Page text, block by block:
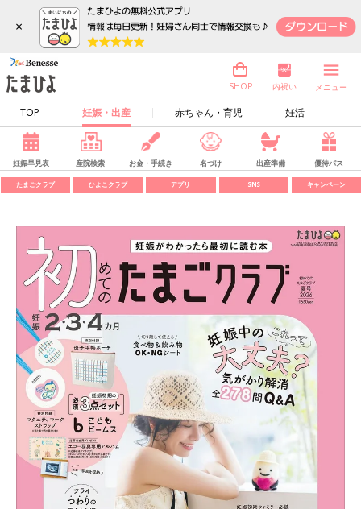
×
TOP 妊娠・出産 赤ちゃん・育児 妊活
SHOP 内祝い メニュー
妊娠早見表 産院検索 お金・手続き 名づけ 出産準備 優待パス
たまごクラブ ひよこクラブ アプリ SNS キャンペーン